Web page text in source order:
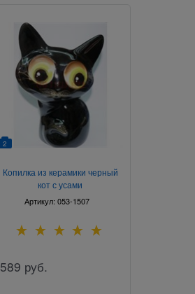
2
Копилка из керамики черный
кот с усами
Артикул: 053-1507
589 руб.